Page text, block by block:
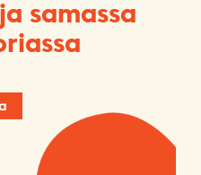
samassa